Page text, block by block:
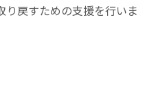
り戻すための支援を行いま